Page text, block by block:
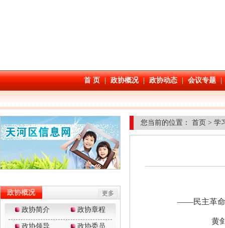
您当前的位置： 首页 > 学
——民主革命时
黄剑